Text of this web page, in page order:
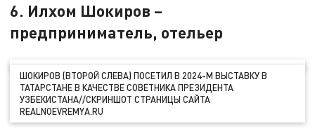
6. Илхом Шокиров –
предприниматель, отельер
ШОКИРОВ (ВТОРОЙ СЛЕВА) ПОСЕТИЛ В 2024-М ВЫСТАВКУ В
ТАТАРСТАНЕ В КАЧЕСТВЕ СОВЕТНИКА ПРЕЗИДЕНТА
УЗБЕКИСТАНА//СКРИНШОТ СТРАНИЦЫ САЙТА
REALNOEVREMYA.RU